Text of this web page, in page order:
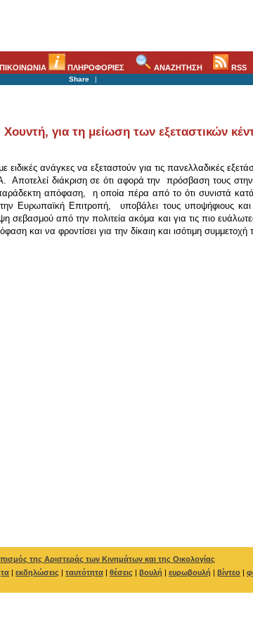
ΠΛΗΡΟΦΟΡΙΕΣ ΑΝΑΖΗΤΗΣΗ RSS
Share |
για τη μείωση των εξεταστικών
ανάγκες να εξεταστούν για τις πανελλαδικές
διάκριση σε ότι αφορά την πρόσβαση τους στην
απόφαση, η οποία πέρα από το ότι συνιστά
Επιτροπή, υποβάλει τους υποψήφιους και
σεβασμού από την πολιτεία ακόμα και για τις πιο
και να φροντίσει για την δίκαιη και ισότιμη συμμετοχή
της Αριστεράς των Κινημάτων και της Οικολογίας
| εκδηλώσεις | ταυτότητα | θέσεις | βουλή | ευρωβουλή | βίντεο |